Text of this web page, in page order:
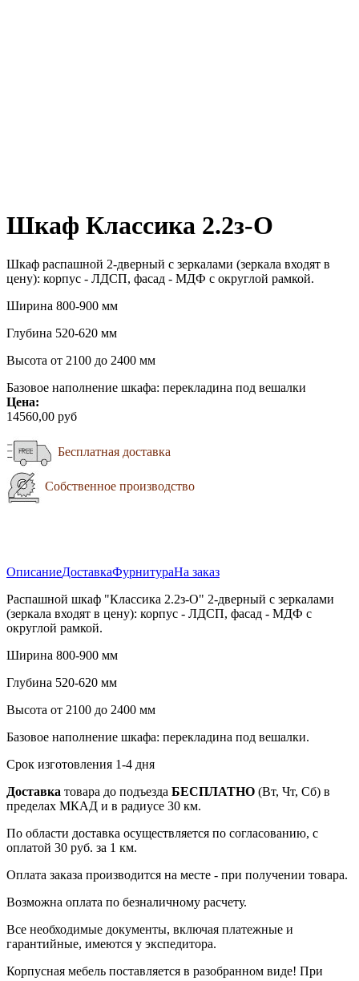
Шкаф Классика 2.2з-О
Шкаф распашной 2-дверный с зеркалами (зеркала входят в
цену): корпус - ЛДСП, фасад - МДФ с округлой рамкой.
Ширина 800-900 мм
Глубина 520-620 мм
Высота от 2100 до 2400 мм
Базовое наполнение шкафа: перекладина под вешалки
Цена:
14560,00 руб
Бесплатная доставка
Собственное производство
ОписаниеДоставкаФурнитураНа заказ
Распашной шкаф "Классика 2.2з-О" 2-дверный с зеркалами
(зеркала входят в цену): корпус - ЛДСП, фасад - МДФ с
округлой рамкой.
Ширина 800-900 мм
Глубина 520-620 мм
Высота от 2100 до 2400 мм
Базовое наполнение шкафа: перекладина под вешалки.
Срок изготовления 1-4 дня
Доставка товара до подъезда БЕСПЛАТНО (Вт, Чт, Сб) в
пределах МКАД и в радиусе 30 км.
По области доставка осуществляется по согласованию, с
оплатой 30 руб. за 1 км.
Оплата заказа производится на месте - при получении товара.
Возможна оплата по безналичному расчету.
Все необходимые документы, включая платежные и
гарантийные, имеются у экспедитора.
Корпусная мебель поставляется в разобранном виде! При